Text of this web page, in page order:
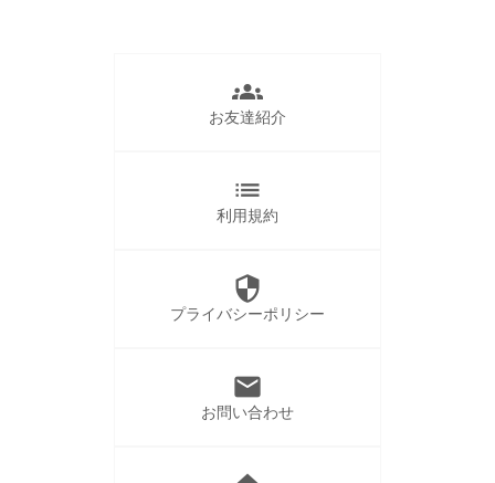
groups
お友達紹介
list
利用規約
security
プライバシーポリシー
mail
お問い合わせ